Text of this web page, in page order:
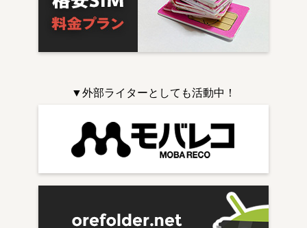
▼外部ライターとしても活動中！